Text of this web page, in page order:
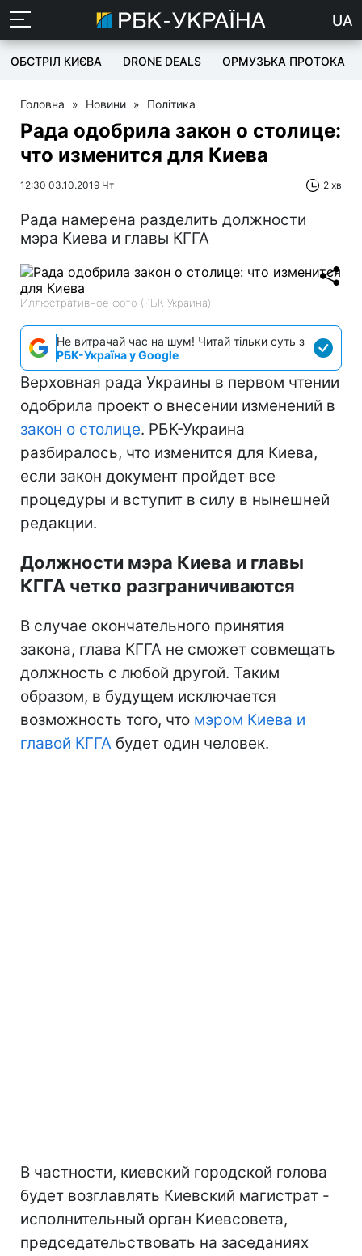
UA
ОБСТРІЛ КИЄВА DRONE DEALS ОРМУЗЬКА ПРОТОКА
Головна » Новини » Політика
Рада одобрила закон о столице:
что изменится для Киева
12:30 03.10.2019 Чт 2 хв
Рада намерена разделить должности
мэра Киева и главы КГГА
Иллюстративное фото (РБК-Украина)
Не витрачай час на шум! Читай тільки суть з
РБК-Україна у Google
Верховная рада Украины в первом чтении
одобрила проект о внесении изменений в
закон о столице. РБК-Украина
разбиралось, что изменится для Киева,
если закон документ пройдет все
процедуры и вступит в силу в нынешней
редакции.
Должности мэра Киева и главы
КГГА четко разграничиваются
В случае окончательного принятия
закона, глава КГГА не сможет совмещать
должность с любой другой. Таким
образом, в будущем исключается
возможность того, что мэром Киева и
главой КГГА будет один человек.
В частности, киевский городской голова
будет возглавлять Киевский магистрат -
исполнительный орган Киевсовета,
председательствовать на заседаниях